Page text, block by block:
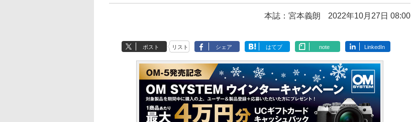
本誌：宮本義朗 2022年10月27日 08:00
ポスト リスト シェア はてブ note LinkedIn